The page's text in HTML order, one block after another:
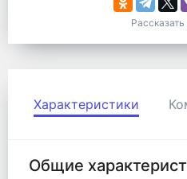
Характеристики
Общие